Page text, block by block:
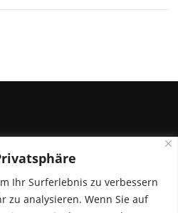
Ihr Surferlebnis zu verbessern
zu analysieren. Wenn Sie auf